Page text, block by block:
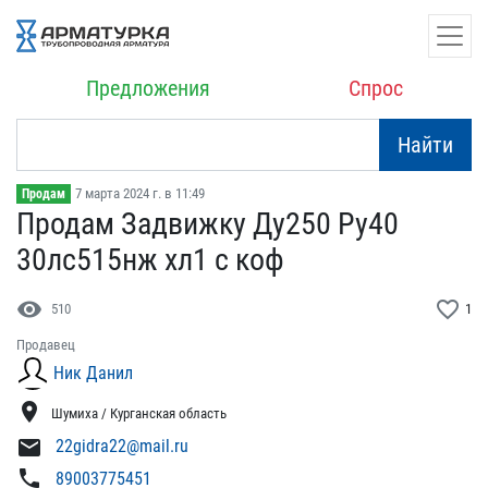
Предложения Спрос
Найти
Продам 7 марта 2024 г. в 11:49
Продам Задвижку Ду250 Ру​40
30лс515нж хл1 с коф
visibility 510 favorite_border 1
Продавец
Ник Данил
location_on Шумиха / Курганская область
mail 22gidra22@mail.ru
phone 89003775451